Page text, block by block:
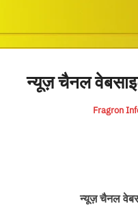
न्यूज़ चैनल
Fragron
न्यूज़ चैनल